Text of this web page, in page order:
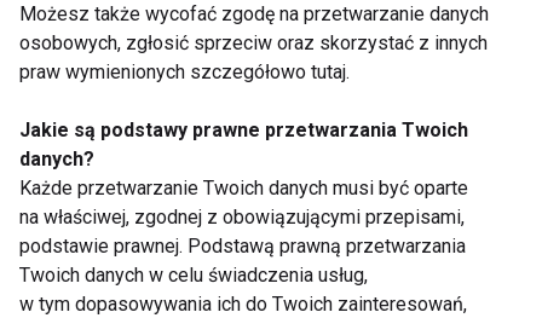
zdrowie serca, a nawet potrzeby żywieniowe.
Niektórzy operatorzy klubów fitness zaczynają
fitness są wyposażone w najnowocześniejsze
urządzenia, które dostosowują treningi do kształtu
ciała, wzrostu i poziomu sprawności ich
klubowiczów. Maszyny te uwzględniają unikalne
możliwości ćwiczącego i zapewniają idealnie
dopasowane plany treningowe, które pomagają
Możesz także wycofać zgodę na przetwarzanie danych
osobowych, zgłosić sprzeciw oraz skorzystać z innych
praw wymienionych szczegółowo tutaj.
Jakie są podstawy prawne przetwarzania Twoich
danych?
Każde przetwarzanie Twoich danych musi być oparte
na właściwej, zgodnej z obowiązującymi przepisami,
podstawie prawnej. Podstawą prawną przetwarzania
Twoich danych w celu świadczenia usług,
w tym dopasowywania ich do Twoich zainteresowań,